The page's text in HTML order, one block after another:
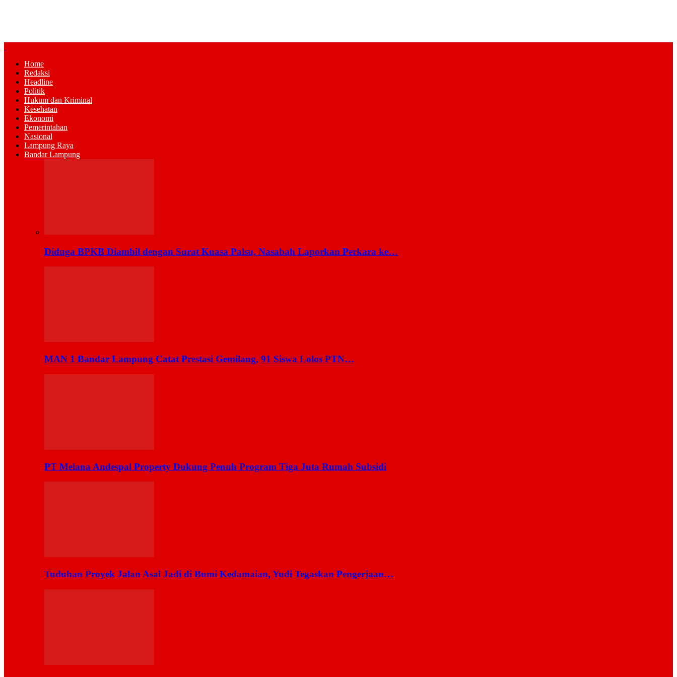
Home
Redaksi
Headline
Politik
Hukum dan Kriminal
Kesehatan
Ekonomi
Pemerintahan
Nasional
Lampung Raya
Bandar Lampung
Diduga BPKB Diambil dengan Surat Kuasa Palsu, Nasabah Laporkan Perkara ke…
MAN 1 Bandar Lampung Catat Prestasi Gemilang, 91 Siswa Lolos PTN…
PT Melana Andespal Property Dukung Penuh Program Tiga Juta Rumah Subsidi
Tuduhan Proyek Jalan Asal Jadi di Bumi Kedamaian, Yudi Tegaskan Pengerjaan…